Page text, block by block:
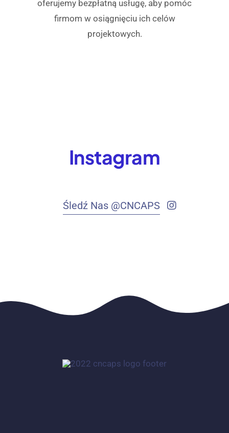
oferujemy bezpłatną usługę, aby pomóc
firmom w osiągnięciu ich celów
projektowych.
Instagram
Śledź Nas @CNCAPS